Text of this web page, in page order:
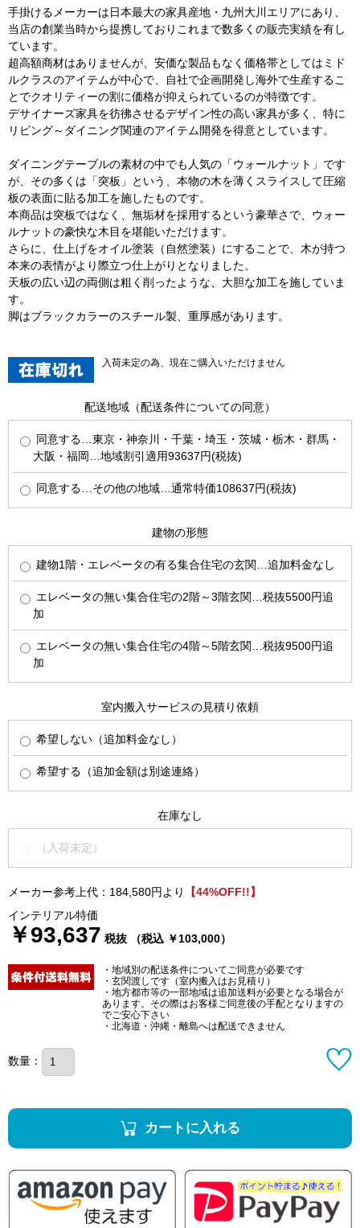
手掛けるメーカーは日本最大の家具産地・九州大川エリアにあり、
当店の創業当時から提携しておりこれまで数多くの販売実績を有し
ています。
超高額商材はありませんが、安価な製品もなく価格帯としてはミド
ルクラスのアイテムが中心で、自社で企画開発し海外で生産するこ
とでクオリティーの割に価格が抑えられているのが特徴です。
デサイナーズ家具を彷彿させるデザイン性の高い家具が多く、特に
リビング～ダイニング関連のアイテム開発を得意としています。
ダイニングテーブルの素材の中でも人気の「ウォールナット」です
が、その多くは「突板」という、本物の木を薄くスライスして圧縮
板の表面に貼る加工を施したものです。
本商品は突板ではなく、無垢材を採用するという豪華さで、ウォー
ルナットの豪快な木目を堪能いただけます。
さらに、仕上げをオイル塗装（自然塗装）にすることで、木が持つ
本来の表情がより際立つ仕上がりとなりました。
天板の広い辺の両側は粗く削ったような、大胆な加工を施していま
す。
脚はブラックカラーのスチール製、重厚感があります。
入荷未定の為、現在ご購入いただけません
配送地域（配送条件についての同意）
同意する…東京・神奈川・千葉・埼玉・茨城・栃木・群馬・
大阪・福岡…地域割引適用93637円(税抜)
同意する…その他の地域…通常特価108637円(税抜)
建物の形態
建物1階・エレベータの有る集合住宅の玄関…追加料金なし
エレベータの無い集合住宅の2階～3階玄関…税抜5500円追
加
エレベータの無い集合住宅の4階～5階玄関…税抜9500円追
加
室内搬入サービスの見積り依頼
希望しない（追加料金なし）
希望する（追加金額は別途連絡）
在庫なし
（入荷未定）
メーカー参考上代：184,580円より
【44%OFF!!】
インテリアル特価
￥93,637 税抜 （税込 ￥103,000）
・地域別の配送条件についてご同意が必要です
・玄関渡しです（室内搬入はお見積り）
・地方都市等の一部地域は追加送料が必要となる場合が
あります。その際はお客様ご同意後の手配となりますの
でご安心下さい
・北海道・沖縄・離島へは配送できません
数量：
カートに入れる